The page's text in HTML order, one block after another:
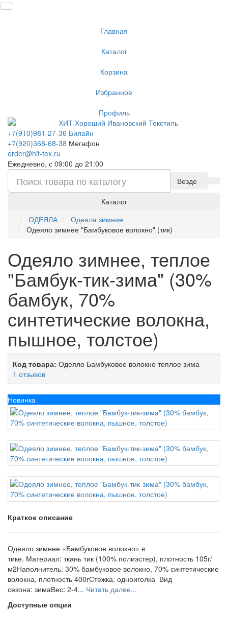
Главная
Каталог
Корзина
Избранное
Профиль
+7(910)981-27-36 Билайн
+7(920)368-68-38 Мегафон
order@hit-tex.ru
Ежедневно, с 09:00 до 21:00
Везде
Каталог
ОДЕЯЛА
Одеяла зимние
Одеяло зимнее "Бамбуковое волокно" (тик)
Одеяло зимнее, теплое
"Бамбук-тик-зима" (30%
бамбук, 70%
синтетические волокна,
пышное, толстое)
Код товара: Одеяло Бамбуковое волокно теплое зима
1 отзывов
Новинка
Краткое описание
Одеяло зимнее «Бамбуковое волокно» в
тике. Материал: ткань тик (100% полиэстер), плотность 105г/
м2Наполнитель: 30% бамбуковое волокно, 70% синтетические
волокна, плотность 400гСтежка: одноиголка Вид
сезона: зимаВес: 2-4... Читать далее...
Доступные опции